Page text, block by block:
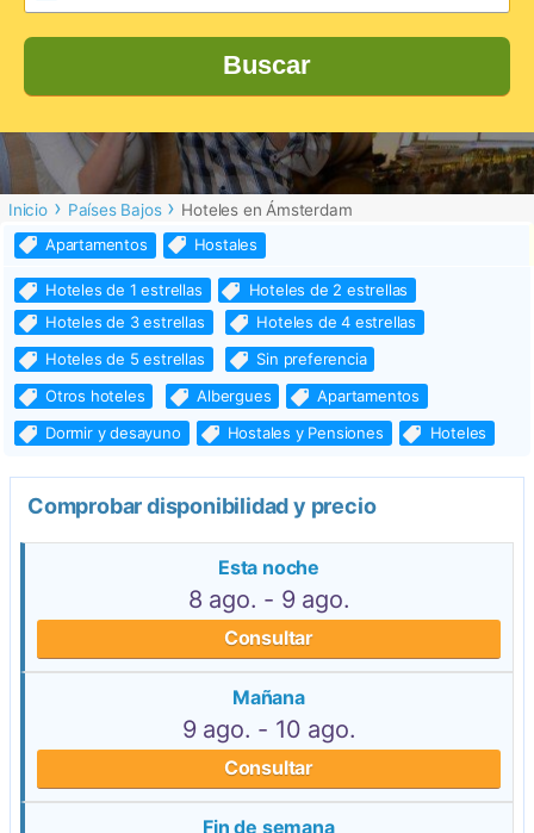
Buscar
Inicio Países Bajos
Hoteles en Ámsterdam
Apartamentos
Hostales
Hoteles de 1 estrellas
Hoteles de 2 estrellas
Hoteles de 3 estrellas
Hoteles de 4 estrellas
Hoteles de 5 estrellas
Sin preferencia
Otros hoteles
Albergues
Apartamentos
Dormir y desayuno
Hostales y Pensiones Hoteles
Comprobar disponibilidad y precio
Esta noche
8 ago. - 9 ago.
Consultar
Mañana
9 ago. - 10 ago.
Consultar
Fin de semana